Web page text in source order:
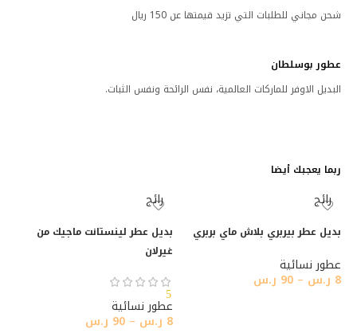
شحن مجاني للطلبات التي تزيد قيمتها عن 150 ريال
عطور بوسلطان
البديل الاوفر للماركات العالمية، نفس الرائحة ونفس الثبات.
ربما يعجبك أيضا
رائج
بديل عطر بيربري بلاش ماي بربري
عطور نسائية
8 ر.س –
90 ر.س
رائج
بديل عطر لينستانت ماجيك من
غيرلان
5
عطور نسائية
8 ر.س –
90 ر.س